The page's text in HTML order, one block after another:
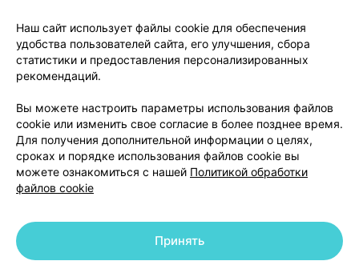
О проекте
Новости проекта
Размещение рекламы
Медицинский маркетинг
Публичный договор
Доставка
Способы оплаты
Вакансии
Партнеры
Написать руководителю 103.by
Написать в поддержку
Персональные настройки Cookie
© 2026 ООО «Артокс Лаб», УНП 191700409 | 220012, Республика Беларусь,
Наш сайт использует файлы cookie для обеспечения
удобства пользователей сайта, его улучшения, сбора
статистики и предоставления персонализированных
рекомендаций.
Вы можете настроить параметры использования файлов
cookie или изменить свое согласие в более позднее время.
Для получения дополнительной информации о целях,
сроках и порядке использования файлов cookie вы
можете ознакомиться с нашей Политикой обработки
файлов cookie
Принять